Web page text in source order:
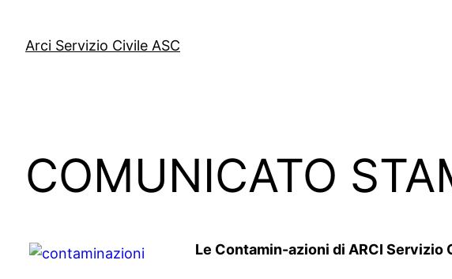
contenuto
Arci Servizio Civile ASC
COMUNICATO
Le Contamin-azioni di ARCI Servizio